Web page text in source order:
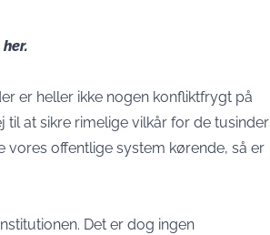
er heller ikke nogen konfliktfrygt på
til at sikre rimelige vilkår for de tusinder
vores offentlige system kørende, så er
Det er dog ingen